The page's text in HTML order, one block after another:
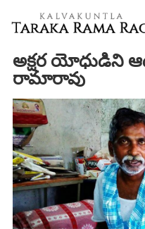
అక్షర యోధుడిని
రామారావు